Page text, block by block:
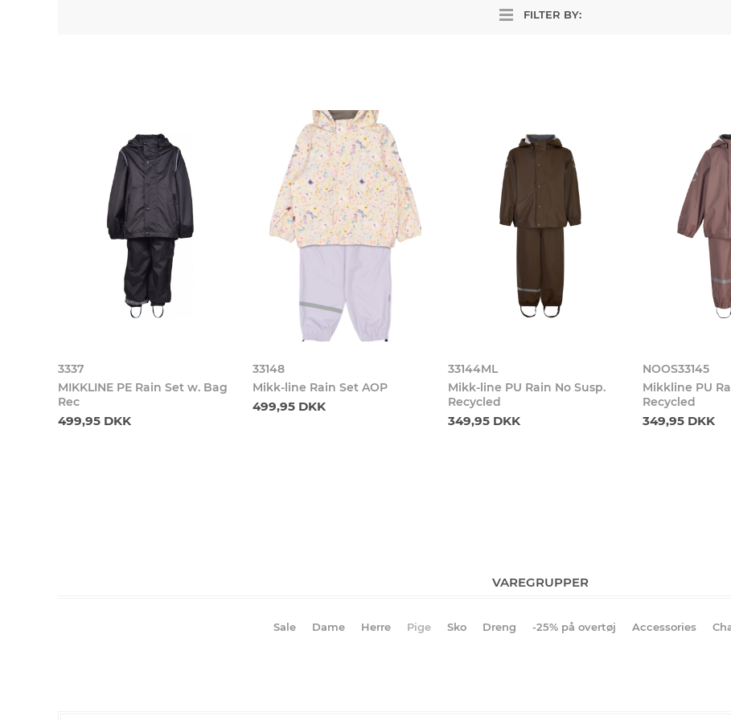
FILTER BY:
3337
MIKKLINE PE Rain Set w. Bag
Rec
499,95 DKK
33148
Mikk-line Rain Set AOP
499,95 DKK
33144ML
Mikk-line PU Rain No Susp.
Recycled
349,95 DKK
NOOS33145
Mikkline PU
Recycled
349,95 DKK
VAREGRUPPER
Sale Dame Herre Pige Sko Dreng -25% på overtøj Accessories